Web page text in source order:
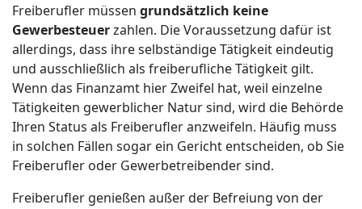
Freiberufler müssen grundsätzlich keine
Gewerbesteuerzahlen. Die Voraussetzung dafür ist
allerdings, dass ihre selbständige Tätigkeit eindeutig
und ausschließlich als freiberufliche Tätigkeit gilt.
Wenn das Finanzamt hier Zweifel hat, weil einzelne
Tätigkeiten gewerblicher Natur sind, wird die Behörde
Ihren Status als Freiberufler anzweifeln. Häufig muss
in solchen Fällen sogar ein Gericht entscheiden, ob Sie
Freiberufler oder Gewerbetreibender sind.
Freiberufler genießen außer der Befreiung von der